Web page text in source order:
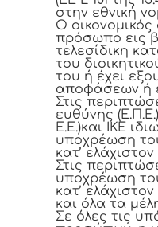
στην εθνική
Ο
πρόσωπο εις
τελεσίδικη
του
του ή έχει
αποφάσεων ή
Στις
ευθύνης
Ε.Ε.)και IKE
υποχρέωση
κατ’
Στις
υποχρέωση
κατ’
και όλα τα
Σε όλες τις